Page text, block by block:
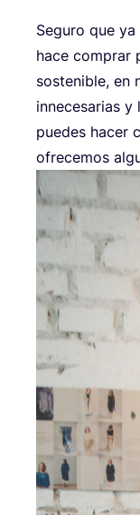
Segu­ro que
hace com­prar
sos­te­ni­ble, en
inne­ce­sa­rias
pue­des hacer
ofre­ce­mos